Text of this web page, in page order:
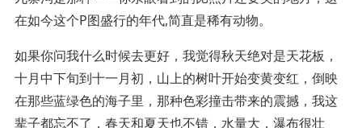
在如今这个P图盛行的年代,简直是稀有动物。
如果你问我什么时候去更好，我觉得秋天绝对是天花板，
十月中下旬到十一月初，山上的树叶开始变黄变红，倒映
在那些蓝绿色的海子里，那种色彩撞击带来的震撼，我这
辈子都忘不了，春天和夏天也不错，水量大，瀑布很壮